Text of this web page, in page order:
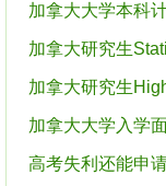
加拿大大学本科
加拿大研究生
加拿大研究生
加拿大大学入学
高考失利还能申